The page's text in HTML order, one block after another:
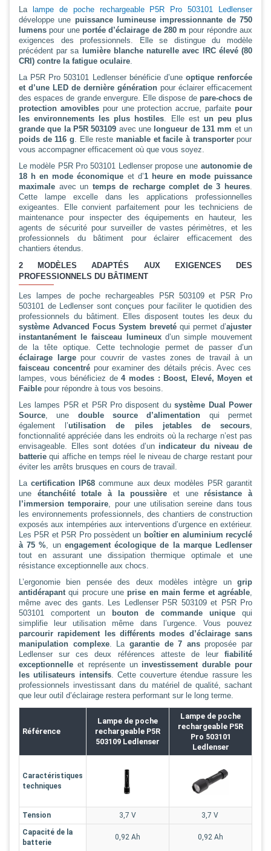
La
lampe de poche rechargeable P5R Pro 503101 Ledlenser
développe une puissance lumineuse impressionnante de 750
lumenspour une portée d’éclairage de 280 m pour répondre aux
exigences des professionnels. Elle se distingue du modèle
précédent par sa
lumière blanche naturelle avec IRC élevé (80
CRI) contre la fatigue oculaire.
La P5R Pro 503101 Ledlenser bénéficie d’uneoptique renforcée
et d’une LED de dernière génération pour éclairer efficacement
des espaces de grande envergure. Elle dispose de pare-chocs de
protection amoviblespour une protection accrue, parfaitepour
les environnements les plus hostiles. Elle est un peu plus
grande que la P5R 503109 avec une longueur de 131 mm et un
poids de 116 g. Elle reste maniable et facile à transporterpour
vous accompagner efficacement où que vous soyez.
Le modèle P5R Pro 503101 Ledlenser propose une autonomie de
18 h en mode économique et d’1 heure en mode puissance
maximale avec un temps de recharge complet de 3 heures.
Cette lampe excelle dans les applications professionnelles
exigeantes. Elle convient parfaitement pour les techniciens de
maintenance pour inspecter des équipements en hauteur, les
agents de sécurité pour surveiller de vastes périmètres, et les
professionnels du bâtiment pour éclairer efficacement des
chantiers étendus.
2 MODÈLES ADAPTÉS AUX EXIGENCES DES
PROFESSIONNELS DU BÂTIMENT
Les lampes de poche rechargeables P5R 503109 et P5R Pro
503101 de Ledlenser sont conçues pour faciliter le quotidien des
professionnels du bâtiment. Elles disposent toutes les deux du
système Advanced Focus System breveté qui permet d’ajuster
instantanément le faisceau lumineuxd’un simple mouvement
de la tête optique. Cette technologie permet de passer d’un
éclairage largepour couvrir de vastes zones de travail à un
faisceau concentrépour examiner des détails précis. Avec ces
lampes, vous bénéficiez de4 modes : Boost, Elevé, Moyen et
Faible pour répondre à tous vos besoins.
Les lampes P5R et P5R Pro disposent dusystème Dual Power
Source, une double source d’alimentation qui permet
également l’utilisation de piles jetables de secours,
fonctionnalité appréciée dans les endroits où la recharge n’est pas
envisageable. Elles sont dotées d’un indicateur du niveau de
batterie qui affiche en temps réel le niveau de charge restant pour
éviter les arrêts brusques en cours de travail.
Lacertification IP68commune aux deux modèles P5R garantit
une étanchéité totale à la poussière et unerésistance à
l’immersion temporaire, pour une utilisation sereine dans tous
les environnements professionnels, des chantiers de construction
exposés aux intempéries aux interventions d’urgence en extérieur.
Les P5R et P5R Pro possèdent un boîtier en aluminium recyclé
à 75 %, un engagement écologique de la marque Ledlenser
tout en assurant une dissipation thermique optimale et une
résistance exceptionnelle aux chocs.
L’ergonomie bien pensée des deux modèles intègre un grip
antidérapantqui procure une prise en main ferme et agréable,
même avec des gants. Les Ledlenser P5R 503109 et P5R Pro
503101 comportent un
bouton de commande unique qui
simplifie leur utilisation même dans l’urgence. Vous pouvez
parcourir rapidement les différents modes d’éclairage sans
manipulation complexe. La garantie de 7 ansproposée par
Ledlenser sur ces deux références atteste de leur fiabilité
exceptionnelle et représente uninvestissement durable pour
les utilisateurs intensifs. Cette couverture étendue rassure les
professionnels investissant dans du matériel de qualité, sachant
que leur outil d’éclairage restera performant sur le long terme.
Référence
Lampe de poche
rechargeable P5R
503109 Ledlenser
Lampe de poche
rechargeable P5R
Pro 503101
Ledlenser
Caractéristiques
techniques
Tension 3,7 V
3,7 V
Capacité de la
batterie
0,92 Ah 0,92 Ah